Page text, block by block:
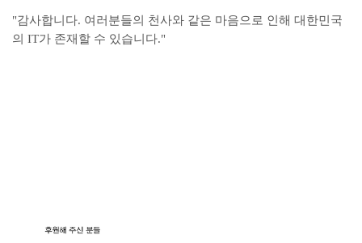
"감사합니다. 여러분들의 천사와 같은 마음으로 인해 대한민국
의 IT가 존재할 수 있습니다."